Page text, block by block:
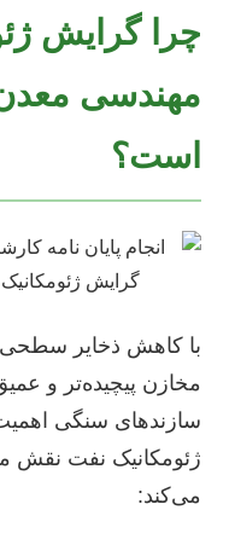
چرا گرایش
مهندسی معدن
است؟
با کاهش ذخایر سطحی
مخازن پیچیده‌تر و
سازندهای سنگی
ژئومکانیک نفت نقش
می‌کند: